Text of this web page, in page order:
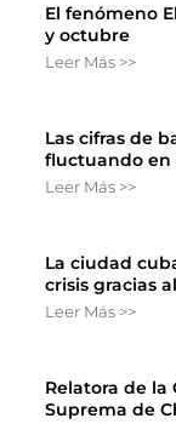
El fenómeno
y octubre
Leer Más >>
Las cifras de
fluctuando en
Leer Más >>
La ciudad
crisis gracias
Leer Más >>
Relatora de la
Suprema de